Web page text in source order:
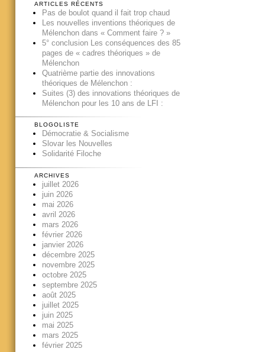
ARTICLES RÉCENTS
Pas de boulot quand il fait trop chaud
Les nouvelles inventions théoriques de
Mélenchon dans « Comment faire ? »
5° conclusion Les conséquences des 85
pages de « cadres théoriques » de
Mélenchon
Quatrième partie des innovations
théoriques de Mélenchon :
Suites (3) des innovations théoriques de
Mélenchon pour les 10 ans de LFI :
BLOGOLISTE
Démocratie & Socialisme
Slovar les Nouvelles
Solidarité Filoche
ARCHIVES
juillet 2026
juin 2026
mai 2026
avril 2026
mars 2026
février 2026
janvier 2026
décembre 2025
novembre 2025
octobre 2025
septembre 2025
août 2025
juillet 2025
juin 2025
mai 2025
mars 2025
février 2025